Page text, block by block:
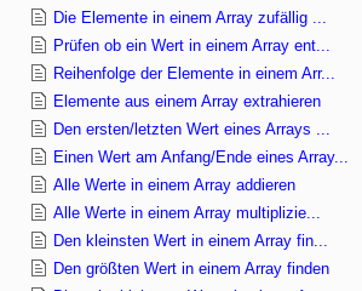
Die Elemente in einem Array zufällig ...
Prüfen ob ein Wert in einem Array ent...
Reihenfolge der Elemente in einem Arr...
Elemente aus einem Array extrahieren
Den ersten/letzten Wert eines Arrays ...
Einen Wert am Anfang/Ende eines Array...
Alle Werte in einem Array addieren
Alle Werte in einem Array multiplizie...
Den kleinsten Wert in einem Array fin...
Den größten Wert in einem Array finden